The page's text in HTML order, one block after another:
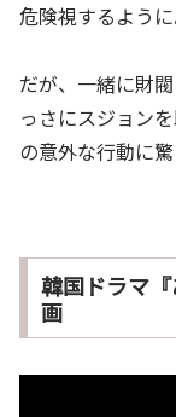
危険視するように
だが、一緒に財
っさにスジョン
の意外な行動に驚
韓国ドラマ
画